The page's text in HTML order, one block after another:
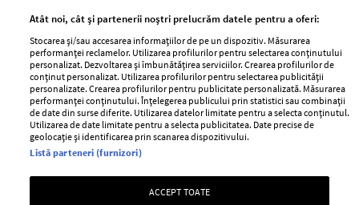
GSP
Unica
Baby
Retete
femei
Viva
Avantaje
Retete practice
Pariază responsabil! Decizia ONJN nr. 821/25.09.2025.
Jocurile de noroc sunt interzise minorilor.
Atât noi, cât și partenerii noștri prelucrăm datele pentru a oferi:
Stocarea și/sau accesarea informațiilor de pe un dispozitiv. Măsurarea
performanței reclamelor. Utilizarea profilurilor pentru selectarea conținutului
personalizat. Dezvoltarea și îmbunătățirea serviciilor. Crearea profilurilor de
conținut personalizat. Utilizarea profilurilor pentru selectarea publicității
personalizate. Crearea profilurilor pentru publicitate personalizată. Măsurarea
performanței conținutului. Înțelegerea publicului prin statistici sau combinații
de date din surse diferite. Utilizarea datelor limitate pentru a selecta conținutul.
Utilizarea de date limitate pentru a selecta publicitatea. Date precise de
geolocație și identificarea prin scanarea dispozitivului.
Listă parteneri (furnizori)
ACCEPT TOATE